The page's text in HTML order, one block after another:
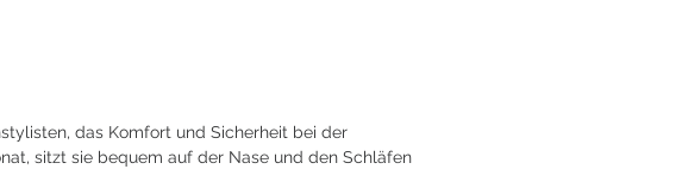
das Komfort und Sicherheit bei der
sitzt sie bequem auf der Nase und den Schläfen